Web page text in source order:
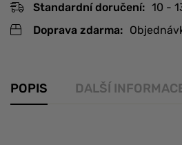
Standardní doručení: 10 -
Doprava zdarma:
POPIS DALŠÍ